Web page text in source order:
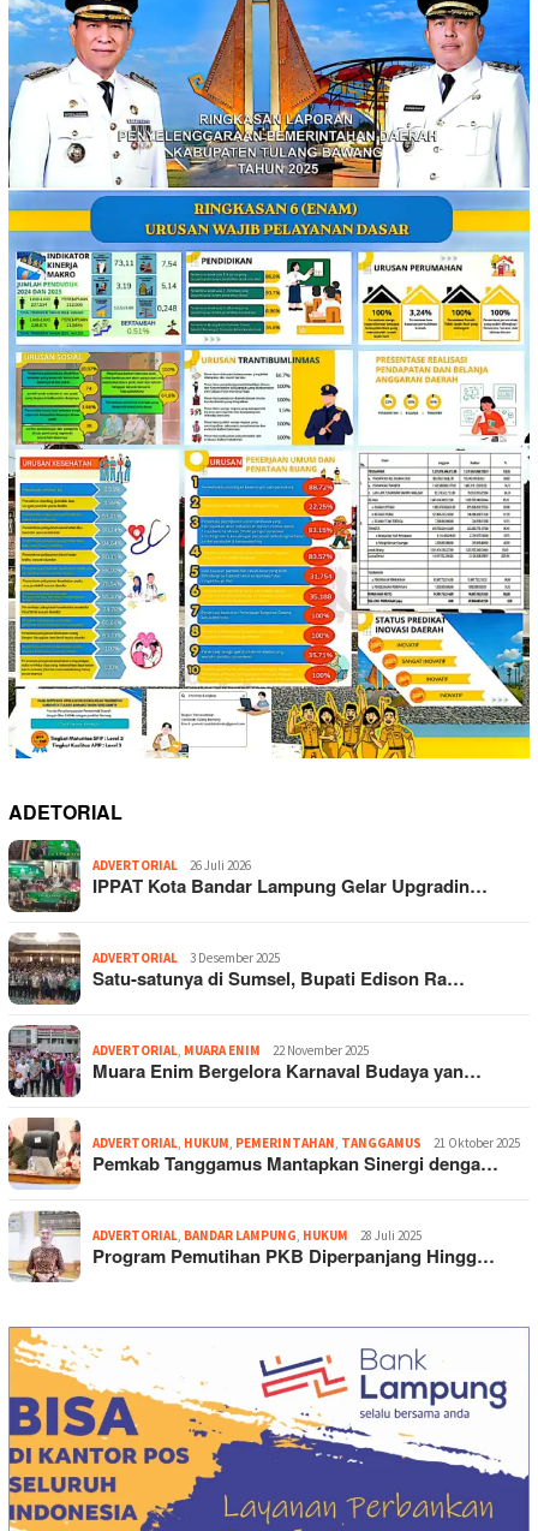
ADETORIAL
ADVERTORIAL 26 Juli 2026
IPPAT Kota Bandar Lampung Gelar Upgradin…
ADVERTORIAL 3 Desember 2025
Satu-satunya di Sumsel, Bupati Edison Ra…
ADVERTORIAL MUARA ENIM 22 November 2025
Muara Enim Bergelora Karnaval Budaya yan…
ADVERTORIAL HUKUM PEMERINTAHAN TANGGAMUS 21 Oktober 2025
Pemkab Tanggamus Mantapkan Sinergi denga…
ADVERTORIAL BANDAR LAMPUNG HUKUM 28 Juli 2025
Program Pemutihan PKB Diperpanjang Hingg…